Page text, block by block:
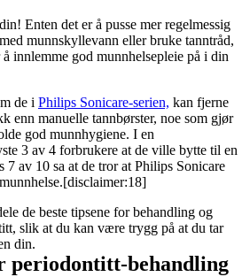
Enten det er å pusse mer regelmessig
munnskyllevann eller bruke tanntråd,
innlemme god munnhelsepleie på i din
de i Philips Sonicare-serien, kan fjerne
enn manuelle tannbørster, noe som gjør
god munnhygiene. I en
3 av 4 forbrukere at de ville bytte til en
7 av 10 sa at de tror at Philips Sonicare
de beste tipsene for behandling og
slik at du kan være trygg på at du tar
din.
periodontitt-behandling